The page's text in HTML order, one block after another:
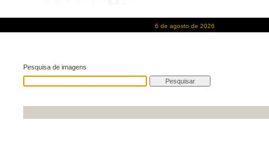
6 de agosto de 2026
Pesquisa de imagens